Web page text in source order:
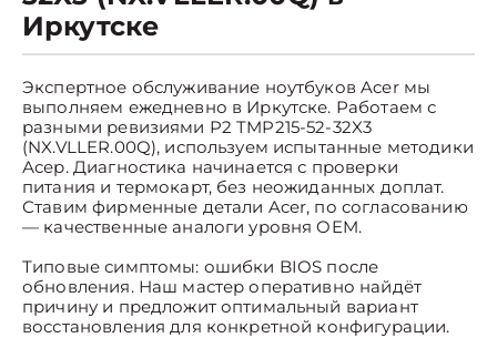
Иркутске
Экспертное обслуживание ноутбуков Acer мы
выполняем ежедневно в Иркутске. Работаем с
разными ревизиями P2 TMP215-52-32X3
(NX.VLLER.00Q), используем испытанные методики
Асер. Диагностика начинается с проверки
питания и термокарт, без неожиданных доплат.
Ставим фирменные детали Acer, по согласованию
— качественные аналоги уровня OEM.
Типовые симптомы: ошибки BIOS после
обновления. Наш мастер оперативно найдёт
причину и предложит оптимальный вариант
восстановления для конкретной конфигурации.